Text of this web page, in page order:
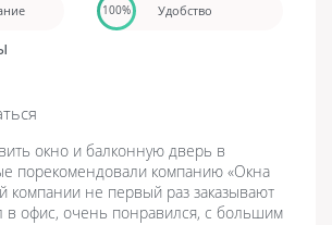
100% Удобство
окно и балконную дверь в
порекомендовали компанию «Окна
компании не первый раз заказывают
в офис, очень понравился, с большим